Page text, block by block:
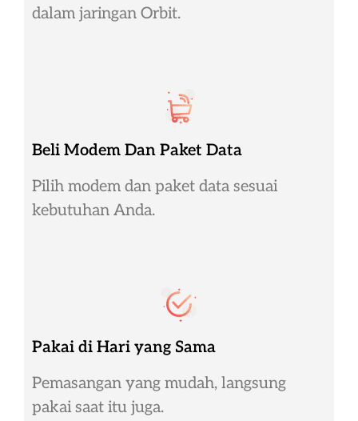
dalam jaringan Orbit.
Beli Modem Dan Paket Data
Pilih modem dan paket data sesuai
kebutuhan Anda.
Pakai di Hari yang Sama
Pemasangan yang mudah, langsung
pakai saat itu juga.